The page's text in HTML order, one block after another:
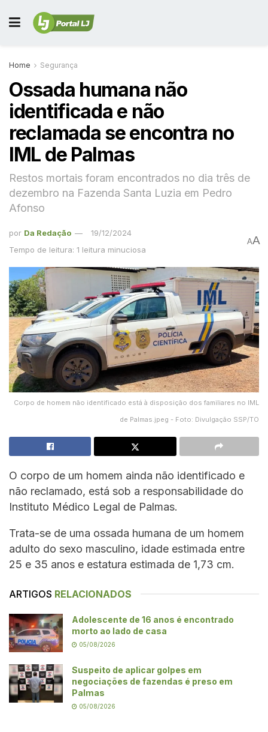
Home Segurança
Ossada humana não
identificada e não
reclamada se encontra no
IML de Palmas
Restos mortais foram encontrados no dia três de
dezembro na Fazenda Santa Luzia em Pedro
Afonso
por Da Redação
19/12/2024
Tempo de leitura: 1 leitura minuciosa
AA
Corpo de homem não identificado está à disposição dos familiares no IML
de Palmas.jpeg - Foto: Divulgação SSP/TO
O corpo de um homem ainda não identificado e
não reclamado, está sob a responsabilidade do
Instituto Médico Legal de Palmas.
Trata-se de uma ossada humana de um homem
adulto do sexo masculino, idade estimada entre
25 e 35 anos e estatura estimada de 1,73 cm.
ARTIGOS RELACIONADOS
Adolescente de 16 anos é encontrado
morto ao lado de casa
05/08/2026
Suspeito de aplicar golpes em
negociações de fazendas é preso em
Palmas
05/08/2026